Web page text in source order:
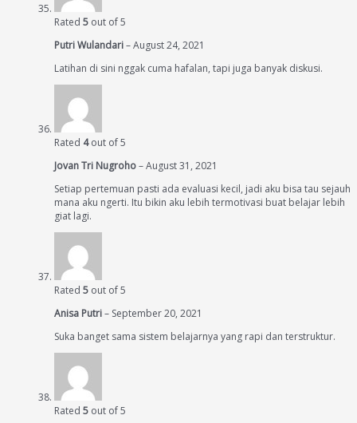
Rated 5 out of 5
Putri Wulandari–August 24, 2021
Latihan di sini nggak cuma hafalan, tapi juga banyak diskusi.
Rated 4out of 5
Jovan Tri Nugroho–August 31, 2021
Setiap pertemuan pasti ada evaluasi kecil, jadi aku bisa tau sejauh
mana aku ngerti. Itu bikin aku lebih termotivasi buat belajar lebih
giat lagi.
Rated 5 out of 5
Anisa Putri– September 20, 2021
Suka banget sama sistem belajarnya yang rapi dan terstruktur.
Rated 5 out of 5